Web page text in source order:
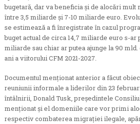
bugetară, dar va beneficia și de alocări
între 3,5 miliarde și 7-10 miliarde euro.
se estimează a fi înregistrate în cazul
buget actual de circa 14,7 miliarde euro s-ar
miliarde sau chiar ar putea ajunge la 90
ani a viitorului CFM 2021-2027.
Documentul menționat anterior a făcut
reuniunii informale a liderilor din 23
întâlnirii, Donald Tusk, președintele
menționat și el domeniile care vor primi
respectiv combaterea migrației ilegale,